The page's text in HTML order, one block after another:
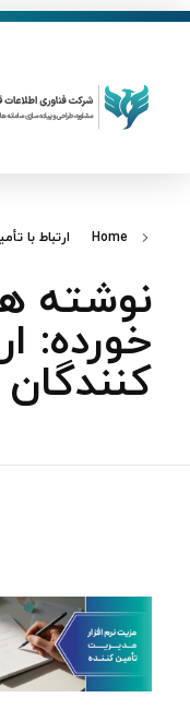
Home ارتباط با
نوشته
خورده:
کنندگان